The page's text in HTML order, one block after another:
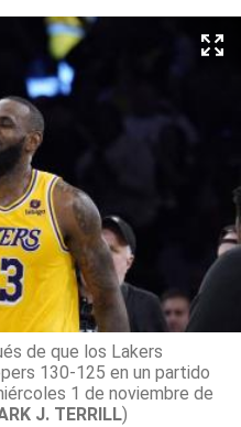
de que los Lakers
130-125 en un partido
1 de noviembre de
J. TERRILL)